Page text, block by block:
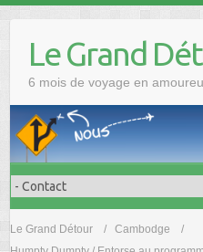
Le Grand
6 mois de voyage en
Le Grand Détour
Cambodge